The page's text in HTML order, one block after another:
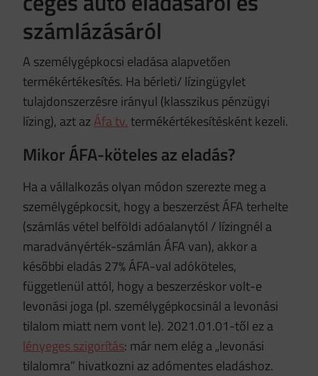
számlázásáról
A személygépkocsi eladása alapvetően
termékértékesítés. Ha bérleti/ lízingügylet
tulajdonszerzésre irányul (klasszikus pénzügyi
lízing), azt azÁfa tv.termékértékesítésként kezeli.
Mikor ÁFA-köteles az eladás?
Ha a vállalkozás olyan módon szerezte meg a
személygépkocsit, hogy a beszerzést ÁFA terhelte
(számlás vétel belföldi adóalanytól / lízingnél a
maradványérték-számlán ÁFA van), akkor a
későbbi eladás 27% ÁFA-val adóköteles,
függetlenül attól, hogy a beszerzéskor volt-e
levonási joga (pl. személygépkocsinál a levonási
tilalom miatt nem vont le). 2021.01.01-től ez a
lényeges szigorítás: már nem elég a „levonási
tilalomra” hivatkozni az adómentes eladáshoz.